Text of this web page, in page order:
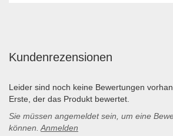
Kundenrezensionen
Leider sind noch keine Bewertungen
Erste, der das Produkt bewertet.
Sie müssen angemeldet sein, um eine
können. Anmelden